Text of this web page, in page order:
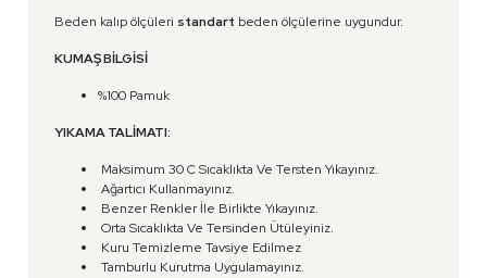
Beden kalıp ölçüleri standart beden ölçülerine uygundur.
KUMAŞ BİLGİSİ
%100 Pamuk
YIKAMA TALİMATI:
Maksimum 30 C Sıcaklıkta Ve Tersten Yıkayınız.
Ağartıcı Kullanmayınız.
Benzer Renkler İle Birlikte Yıkayınız.
Orta Sıcaklıkta Ve Tersinden Ütüleyiniz.
Kuru Temizleme Tavsiye Edilmez
Tamburlu Kurutma Uygulamayınız.